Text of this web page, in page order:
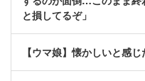
と損してるぞ」
【ウマ娘】懐かしいと感